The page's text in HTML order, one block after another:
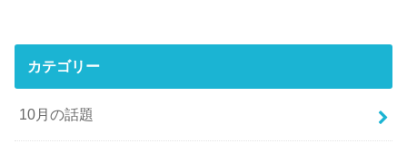
カテゴリー
10月の話題